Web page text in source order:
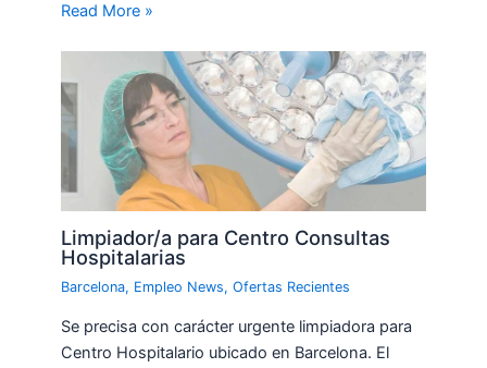
Read More »
Limpiador/a para Centro Consultas
Hospitalarias
Barcelona, Empleo News,Ofertas Recientes
Se precisa con carácter urgente limpiadora para
Centro Hospitalario ubicado en Barcelona. El